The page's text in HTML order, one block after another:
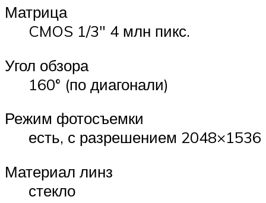
Матрица
CMOS 1/3″ 4 млн пикс.
Угол обзора
160° (по диагонали)
Режим фотосъемки
есть, с разрешением 2048×1536
Материал линз
стекло